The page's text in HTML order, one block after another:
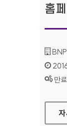
홈
기관
인증
상태 :
만료